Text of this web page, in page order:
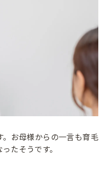
お母様からの一言も育毛
たそうです。